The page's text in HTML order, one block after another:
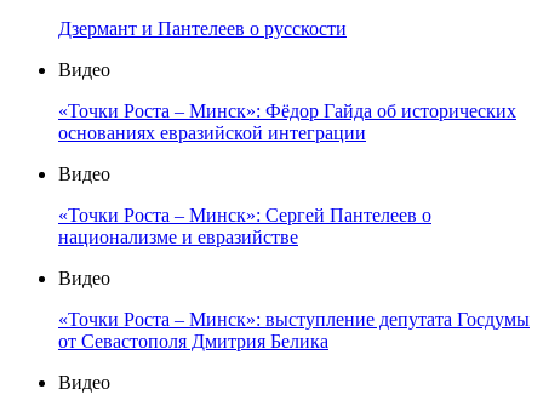
Дзермант и Пантелеев о русскости
Видео
«Точки Роста – Минск»: Фёдор Гайда об исторических
основаниях евразийской интеграции
Видео
«Точки Роста – Минск»: Сергей Пантелеев о
национализме и евразийстве
Видео
«Точки Роста – Минск»: выступление депутата Госдумы
от Севастополя Дмитрия Белика
Видео